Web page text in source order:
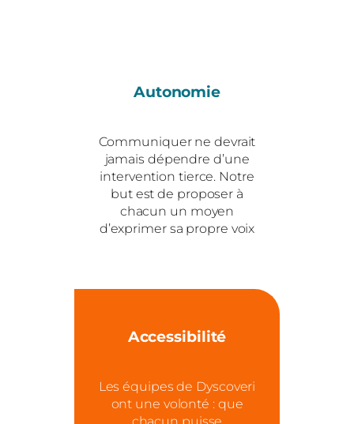
Autonomie
Communiquer ne devrait
jamais dépendre d’une
intervention tierce. Notre
but est de proposer à
chacun un moyen
d’exprimer sa propre voix
Accessibilité
Les équipes de Dyscoveri
ont une volonté : que
chacun puisse